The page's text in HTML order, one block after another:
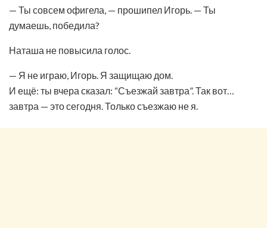
— Ты совсем офигела, — прошипел Игорь. — Ты
думаешь, победила?
Наташа не повысила голос.
— Я не играю, Игорь. Я защищаю дом.
И ещё: ты вчера сказал: “Съезжай завтра”. Так вот…
завтра — это сегодня. Только съезжаю не я.